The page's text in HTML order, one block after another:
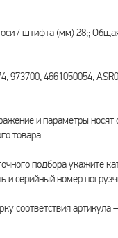
/ штифта (мм) 28;;
973700, 4661050054,
и параметры носят
товара.
подбора укажите
и серийный номер
соответствия